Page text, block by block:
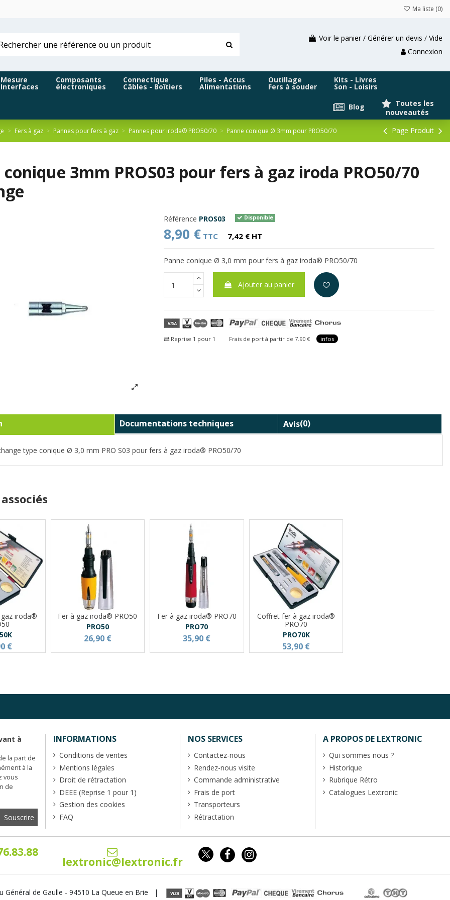
Ma liste (0)
Voir le panier / Générer un devis / Vide
Connexion
Mesure
Interfaces
Composants
électroniques
Connectique
Câbles - Boîtiers
Piles - Accus
Alimentations
Outillage
Fers à souder
Kits - Livres
Son - Loisirs
Toutes les
nouveautés
Blog
Fers à gaz Pannes pour fers à gaz Pannes pour iroda® PRO50/70 Panne conique Ø 3mm pour PRO50/70 Page Produit
conique 3mm PROS03 pour fers à gaz iroda PRO50/70
Référence PROS03 Disponible
8,90 € TTC 7,42 € HT
Panne conique Ø 3,0 mm pour fers à gaz iroda® PRO50/70
Ajouter au panier
Reprise 1 pour 1 Frais de port à partir de 7.90 € infos
Documentations techniques Avis(0)
type conique Ø 3,0 mm PRO S03 pour fers à gaz iroda® PRO50/70
iroda®
€
Fer à gaz iroda® PRO50
PRO50
26,90 €
Fer à gaz iroda® PRO70
PRO70
35,90 €
Coffret fer à gaz iroda®
PRO70
PRO70K
53,90 €
à
la part de
à la
vous
de
INFORMATIONS
Conditions de ventes
Mentions légales
Droit de rétractation
DEEE (Reprise 1 pour 1)
Gestion des cookies
FAQ
NOS SERVICES
Contactez-nous
Rendez-nous visite
Commande administrative
Frais de port
Transporteurs
Rétractation
A PROPOS DE LEXTRONIC
Qui sommes nous ?
Historique
Rubrique Rétro
Catalogues Lextronic
lextronic@lextronic.fr
de Gaulle - 94510 La Queue en Brie |